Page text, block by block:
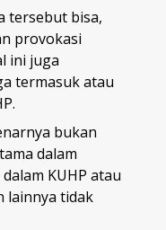
tersebut bisa,
provokasi
ini juga
termasuk atau
bukan
dalam
KUHP atau
lainnya tidak